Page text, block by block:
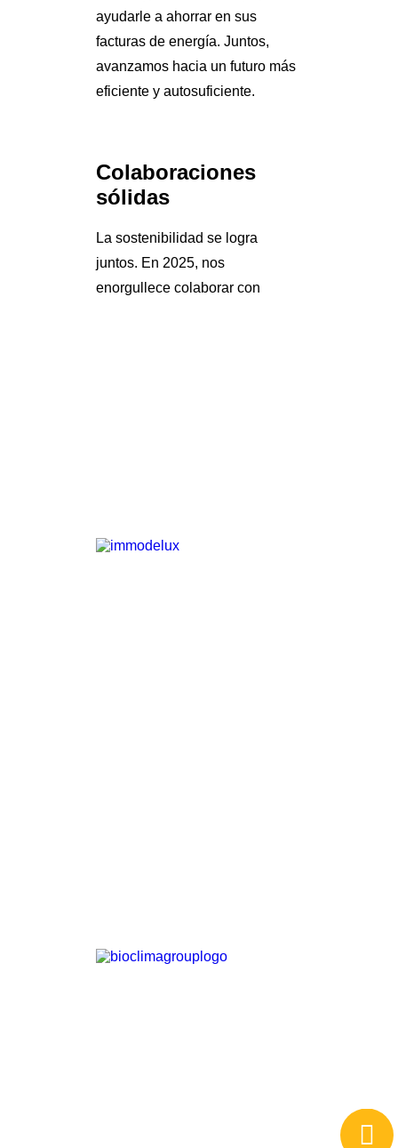
ayudarle a ahorrar en sus
facturas de energía. Juntos,
avanzamos hacia un futuro más
eficiente y autosuficiente.
Colaboraciones
sólidas
La sostenibilidad se logra
juntos. En 2025, nos
enorgullece colaborar con